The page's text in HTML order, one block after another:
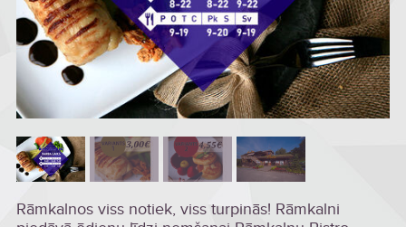
Rāmkalnos viss notiek, viss turpinās! Rāmkalni